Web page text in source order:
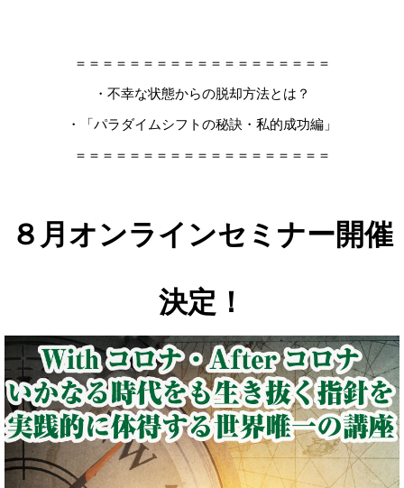
＝＝＝＝＝＝＝＝＝＝＝＝＝＝＝＝＝＝＝
・不幸な状態からの脱却方法とは？
・「パラダイムシフトの秘訣・私的成功編」
＝＝＝＝＝＝＝＝＝＝＝＝＝＝＝＝＝＝＝
８月オンラインセミナー開催
決定！